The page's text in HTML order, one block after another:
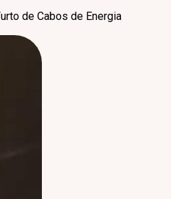
de Cabos de Energia